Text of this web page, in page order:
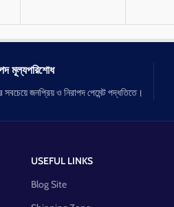
মূল্যপরিশোধ
জনপ্রিয় ও নিরাপদ পেমেন্ট পদ্ধতিতে।
USEFUL LINKS
Blog Site